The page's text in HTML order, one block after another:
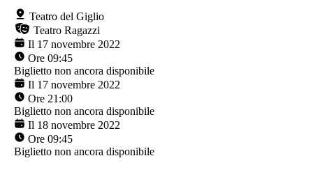
Teatro del Giglio
Teatro Ragazzi
Il 17 novembre 2022
Ore 09:45
Biglietto non ancora disponibile
Il 17 novembre 2022
Ore 21:00
Biglietto non ancora disponibile
Il 18 novembre 2022
Ore 09:45
Biglietto non ancora disponibile